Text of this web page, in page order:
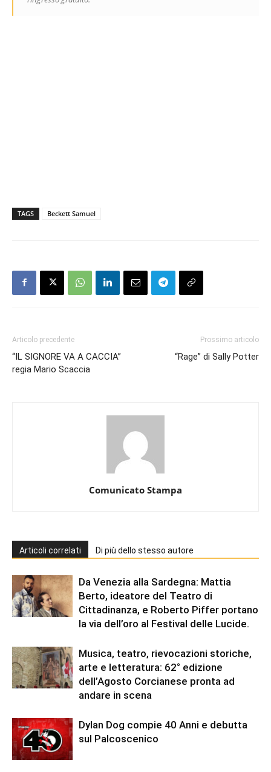
TAGS Beckett Samuel
Articolo precedente
“IL SIGNORE VA A CACCIA”
regia Mario Scaccia
Prossimo articolo
“Rage” di Sally Potter
Comunicato Stampa
Articoli correlati Di più dello stesso autore
Da Venezia alla Sardegna: Mattia
Berto, ideatore del Teatro di
Cittadinanza, e Roberto Piffer portano
la via dell’oro al Festival delle Lucide.
Musica, teatro, rievocazioni storiche,
arte e letteratura: 62° edizione
dell’Agosto Corcianese pronta ad
andare in scena
Dylan Dog compie 40 Anni e debutta
sul Palcoscenico